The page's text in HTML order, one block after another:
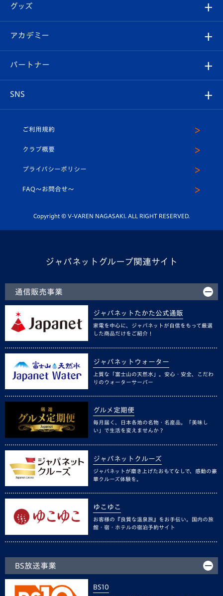
チケット
イベント
メディア
ホームタウン
スタッフプロフィール
マスコット紹介
平和祈念活動
ホームタウン活動
Revive Team
ヴィヴィくんの長崎おもてなしガイド
フォトギャラリー
スタジアムグルメ
チケット
V-LOVERS（ファンクラブ）
プレイヤーズスイート
グッズ
オンラインショップ
店舗情報
アカデミー
育成からのお知らせ
U-18
スクール
パートナー
SNS
ヴィヴィくんインスタグラム
公式LINE＠
ご利用規約
クラブ概要
プライバシーポリシー
FAQ〜お問合せ〜
Copyright © V-VAREN NAGASAKI. ALL RIGHT RESERVED.
ジャパネットグループ関連サイト
通信販売事業
ジャパネットたかた公式通販
家電を中心に、ジャパネットが自信をもって厳選
した商品だけをご紹介！
ジャパネットウォーター
上質な「富士山の天然水」。安心・安全、こだわ
りのウォーターサーバー
グルメ定期便
毎月届く、日本各地の名物・名産品。「美味し
い」で生活を変えませんか？
ジャパネットクルーズ
ジャパネットが磨き上げたおもてなしで、感動の豪
華クルーズ体験を。
ゆこゆこ
お客様の『良質な温泉旅』をお手伝い。国内の旅
館・宿・ホテルの宿泊予約サイト
BS放送事業
BS10